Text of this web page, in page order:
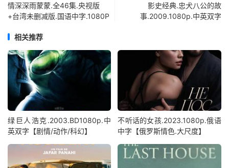
情深深雨蒙蒙.全46集.央视版
+台湾未删减版.国语中字.1080P
影史经典.忠犬八公的故
事.2009.1080p.中英双字
相关推荐
绿巨人浩克.2003.BD1080p.中
英双字【剧情/动作/科幻】
不听话的女孩.2023.1080p.俄语
中字【俄罗斯情色.大尺度】